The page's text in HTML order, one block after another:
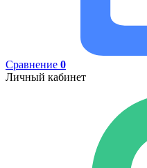
Сравнение 0
Личный кабинет